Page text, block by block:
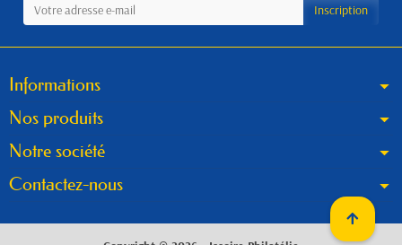
Informations
Nos produits
Notre société
Contactez-nous